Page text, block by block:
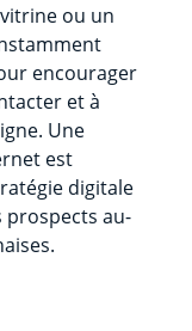
ou un
encourager
et à
Une
est
digitale
prospects au-